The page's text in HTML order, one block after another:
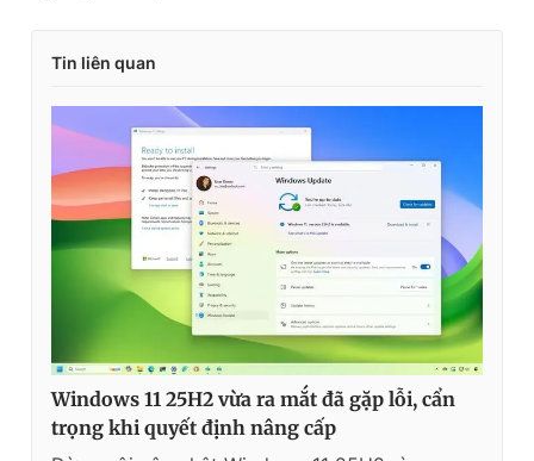
Tin liên quan
Windows 11 25H2 vừa ra mắt đã gặp lỗi, cẩn
trọng khi quyết định nâng cấp